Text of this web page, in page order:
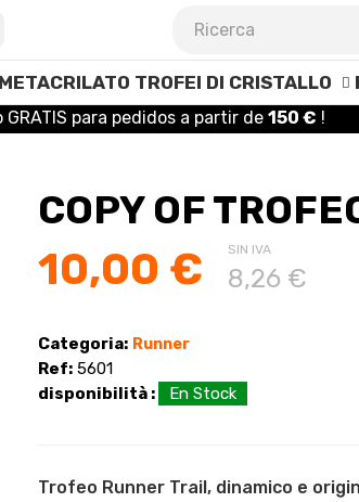
TROFEI DI CRISTALLO
GRATIS para pedidos a partir de 150 € !
COPY OF
10,00 € SIN IVA
8,26 €
Categoria: Runner
Ref: 5601
disponibilità :
En Stock
Trofeo Runner Trail, dinamico e